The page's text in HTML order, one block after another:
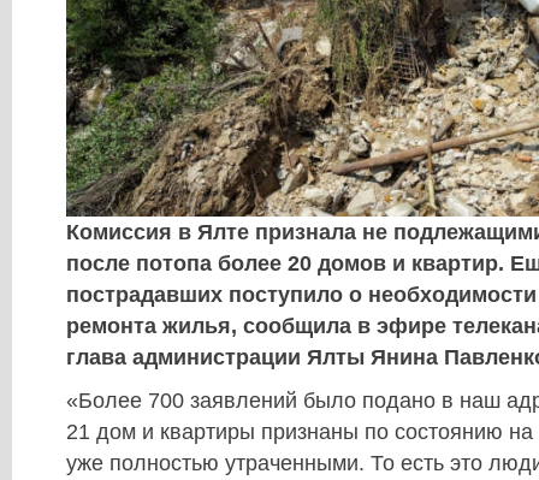
Комиссия в Ялте признала не
после потопа более 20 домов и квартир.
пострадавших поступило о
ремонта жилья, сообщила в эфире
глава администрации Ялты Янина
«Более 700 заявлений было подано в наш
21 дом и квартиры признаны по состоянию
уже полностью утраченными. То есть это